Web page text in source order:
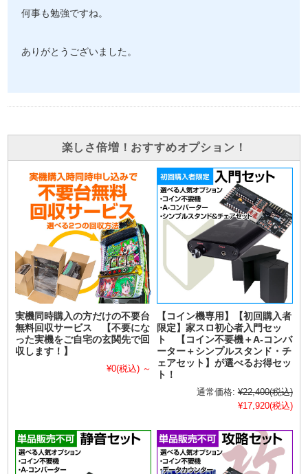
何事も勉強ですね。
ありがとうございました。
楽しさ倍増！おすすめオプション！
実機同時購入の方だけの不要台
無料回収サービス 【不要にな
った実機をご自宅の玄関先で回
収します！】
¥0(税込) ～
【コイン機専用】【初回購入者
限定】家スロ初心者入門セッ
ト 【コイン不要機＋A-コンバ
ーター＋シンプルスタンド・チ
ェアセット】が選べるお得セッ
ト！
通常価格: ¥22,400(税込)
¥17,920(税込)